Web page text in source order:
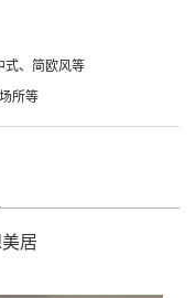
式、简欧风等
所等
居